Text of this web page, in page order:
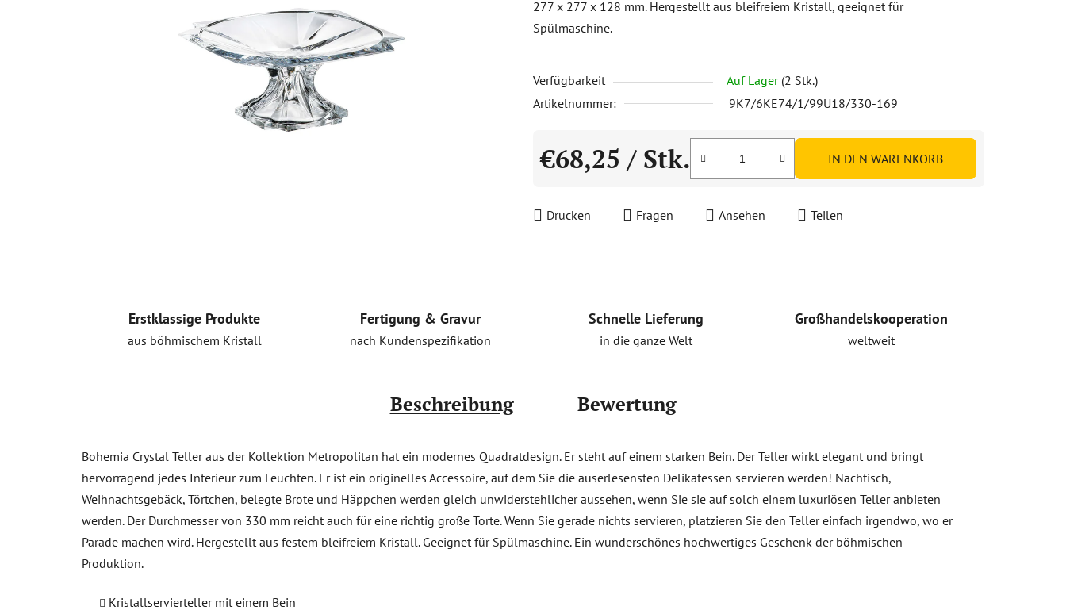
0,0
von
Sternen.
277 x 277 x 128 mm. Hergestellt aus bleifreiem Kristall, geeignet für
Spülmaschine.
Verfügbarkeit Auf Lager (2 Stk.)
Artikelnummer:
9K7/6KE74/1/99U18/330-169
€68,25 / Stk. IN DEN WARENKORB
Drucken Fragen Ansehen Teilen
Erstklassige Produkte
aus böhmischem Kristall
Fertigung & Gravur
nach Kundenspezifikation
Schnelle Lieferung
in die ganze Welt
Großhandelskooperation
weltweit
Beschreibung Bewertung
Bohemia Crystal Teller aus der Kollektion Metropolitan hat ein modernes Quadratdesign. Er steht auf einem starken Bein. Der Teller wirkt elegant und bringt
hervorragend jedes Interieur zum Leuchten. Er ist ein originelles Accessoire, auf dem Sie die auserlesensten Delikatessen servieren werden! Nachtisch,
Weihnachtsgebäck, Törtchen, belegte Brote und Häppchen werden gleich unwiderstehlicher aussehen, wenn Sie sie auf solch einem luxuriösen Teller anbieten
werden. Der Durchmesser von 330 mm reicht auch für eine richtig große Torte. Wenn Sie gerade nichts servieren, platzieren Sie den Teller einfach irgendwo, wo er
Parade machen wird. Hergestellt aus festem bleifreiem Kristall. Geeignet für Spülmaschine. Ein wunderschönes hochwertiges Geschenk der böhmischen
Produktion.
Kristallservierteller mit einem Bein